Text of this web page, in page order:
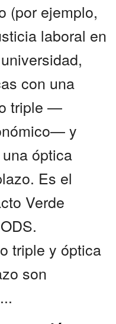
(por ejemplo,
laboral en
con una
triple —
y
óptica
Es el
Verde
triple y óptica
son